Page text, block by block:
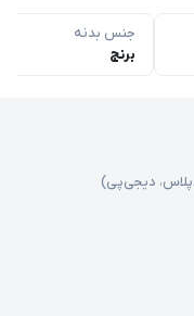
جنس بدنه
برنج
دیجی‌پی)